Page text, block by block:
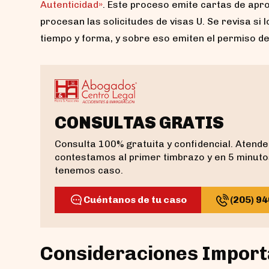
Autenticidad». Este proceso emite cartas de
procesan las solicitudes de visas U. Se revisa
tiempo y forma, y sobre eso emiten el permiso
CONSULTAS GRATIS
Consulta 100% gratuita y confidencial.
contestamos al primer timbrazo y en 5
tenemos caso.
Cuéntanos de tu caso (205)
Consideraciones